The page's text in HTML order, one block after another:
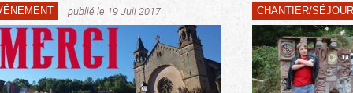
publié le 19 Juil 2017 CHANTIER/